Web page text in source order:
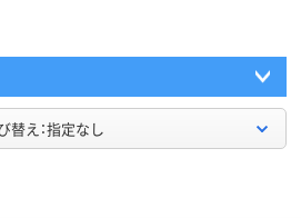
替え：指定なし